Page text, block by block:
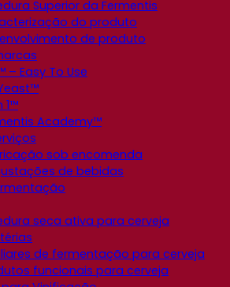
Superior da Fermentis
do produto
de produto
– Easy To Use
1™
Academy™
sob encomenda
de bebidas
seca ativa para cerveja
de fermentação para cerveja
funcionais para cerveja